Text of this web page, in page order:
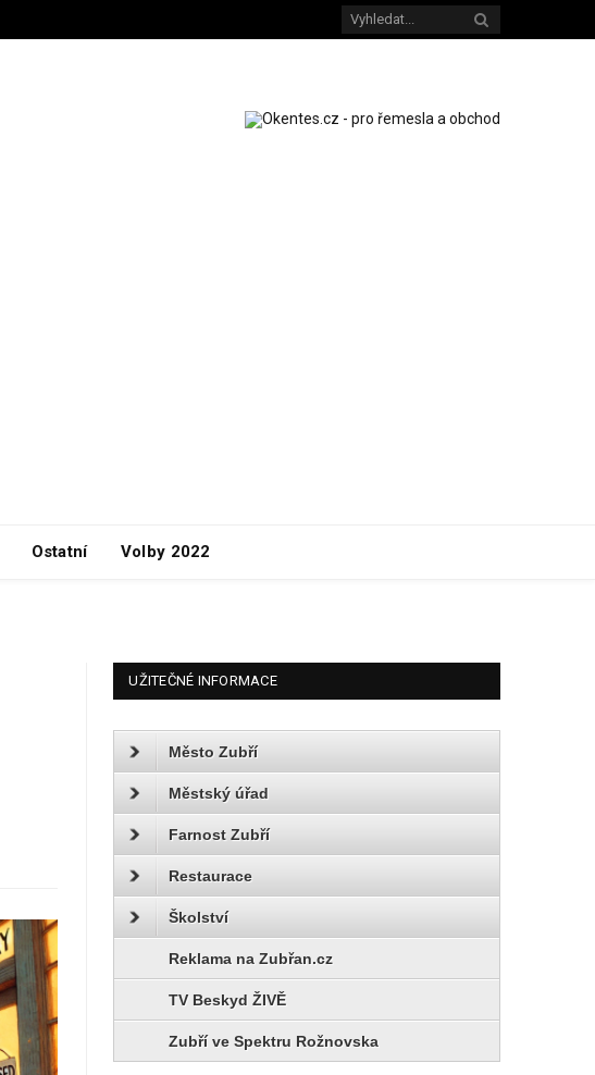
Ostatní Volby 2022
UŽITEČNÉ INFORMACE
Město Zubří
Městský úřad
Farnost Zubří
Restaurace
Školství
Reklama na Zubřan.cz
TV Beskyd ŽIVĚ
Zubří ve Spektru Rožnovska